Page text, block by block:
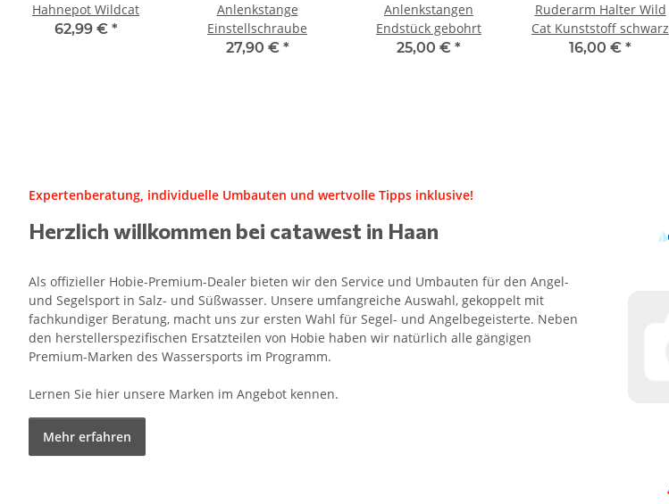
Hahnepot Wildcat
62,99 € *
Anlenkstange
Einstellschraube
27,90 € *
Anlenkstangen
Endstück gebohrt
25,00 € *
Ruderarm Halter Wild
Cat Kunststoff schwarz
16,00 € *
Expertenberatung, individuelle Umbauten und wertvolle Tipps inklusive!
Herzlich willkommen bei catawest in Haan
Als offizieller Hobie-Premium-Dealer bieten wir den Service und Umbauten für den Angel-
und Segelsport in Salz- und Süßwasser. Unsere umfangreiche Auswahl, gekoppelt mit
fachkundiger Beratung, macht uns zur ersten Wahl für Segel- und Angelbegeisterte. Neben
den herstellerspezifischen Ersatzteilen von Hobie haben wir natürlich alle gängigen
Premium-Marken des Wassersports im Programm.
Lernen Sie hier unsere Marken im Angebot kennen.
Mehr erfahren